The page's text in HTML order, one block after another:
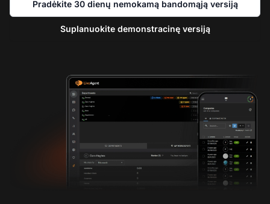
Pradėkite 30 dienų nemokamą bandomąją versiją
Suplanuokite demonstracinę versiją